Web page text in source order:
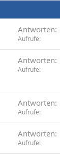
Antworten
Aufrufe
Antworten
Aufrufe
Antworten
Aufrufe
Antworten
Aufrufe